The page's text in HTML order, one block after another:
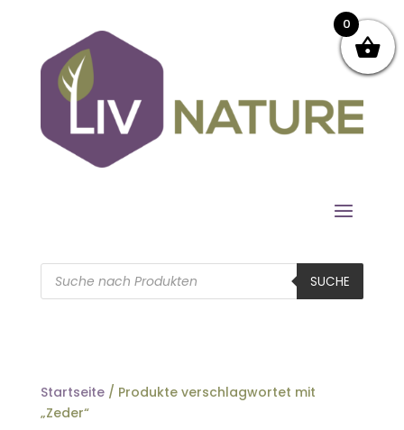
Products
search SUCHE
Startseite/ Produkte verschlagwortet mit
„Zeder“
0